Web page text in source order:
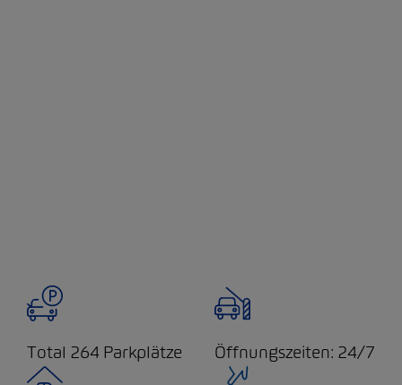
Total 264 Parkplätze Öffnungszeiten: 24/7